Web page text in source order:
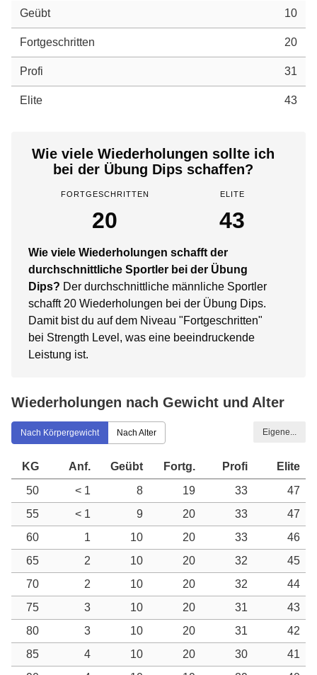
Geübt 10
Fortgeschritten 20
Profi 31
Elite 43
Wie viele Wiederholungen sollte ich
bei der Übung Dips schaffen?
FORTGESCHRITTEN
20
ELITE
43
Wie viele Wiederholungen schafft der
durchschnittliche Sportler bei der Übung
Dips? Der durchschnittliche männliche Sportler
schafft 20 Wiederholungen bei der Übung Dips.
Damit bist du auf dem Niveau "Fortgeschritten"
bei Strength Level, was eine beeindruckende
Leistung ist.
Wiederholungen nach Gewicht und Alter
Nach Körpergewicht Nach Alter Eigene...
KG Anf. Geübt Fortg. Profi
Elite
50
< 1 8 19 33
47
55
< 1 9 20 33
47
60
1 10 20 33
46
65
2 10 20 32
45
70
2 10 20 32
44
75
3 10 20 31
43
80
3 10 20 31
42
85
4 10 20 30
41